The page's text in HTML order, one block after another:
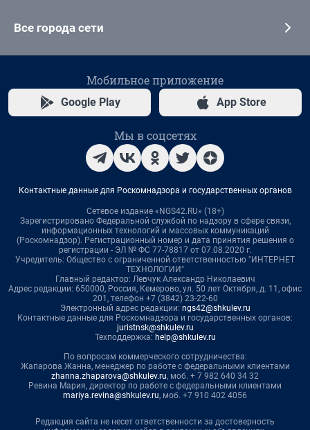
Все города сети
Мобильное приложение
Google Play App Store
Мы в соцсетях
Контактные данные для Роскомнадзора и государственных органов
Сетевое издание «NGS42.RU» (18+)
Зарегистрировано Федеральной службой по надзору в сфере связи,
информационных технологий и массовых коммуникаций
(Роскомнадзор). Регистрационный номер и дата принятия решения о
регистрации - ЭЛ № ФС 77-78817 от 07.08.2020 г.
Учредитель: Общество с ограниченной ответственностью "ИНТЕРНЕТ
ТЕХНОЛОГИИ"
Главный редактор: Левчук Александр Николаевич
Адрес редакции: 650000, Россия, Кемерово, ул. 50 лет Октября, д. 11, офис
201, телефон +7 (3842) 23-22-60
Электронный адрес редакции: ngs42@shkulev.ru
Контактные данные для Роскомнадзора и государственных органов:
juristnsk@shkulev.ru
Техподдержка: help@shkulev.ru
По вопросам коммерческого сотрудничества:
Жапарова Жанна, менеджер по работе с федеральными клиентами
zhanna.zhaparova@shkulev.ru, моб. + 7 982 640 34 32
Ревина Мария, директор по работе с федеральными клиентами
mariya.revina@shkulev.ru, моб. +7 910 402 4056
Редакция сайта не несет ответственности за достоверность